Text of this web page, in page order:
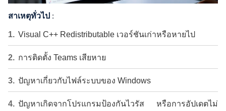
สาเหตุทั่วไป :
Visual C++ Redistributable เวอร์ชันเก่าหรือหายไป
การติดตั้ง Teams เสียหาย
ปัญหาเกี่ยวกับไฟล์ระบบของ Windows
ปัญหาเกิดจากโปรแกรมป้องกันไวรัส หรือการอัปเดตไม่